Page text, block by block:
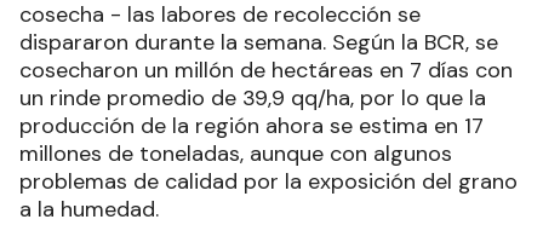
cosecha - las labores de recolección se
dispararon durante la semana. Según la BCR, se
cosecharon un millón de hectáreas en 7 días con
un rinde promedio de 39,9 qq/ha, por lo que la
producción de la región ahora se estima en 17
millones de toneladas, aunque con algunos
problemas de calidad por la exposición del grano
a la humedad.